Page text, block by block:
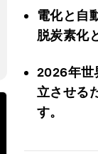
電化と自
脱炭素化
2026年世
立させる
す。